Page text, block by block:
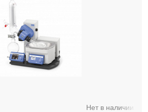
Нет в наличии